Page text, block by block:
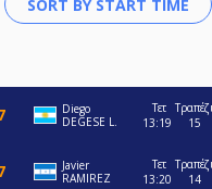
Diego
DEGESE L.
Τετ
13:19
15
Javier
RAMIREZ
Τετ
13:20
14